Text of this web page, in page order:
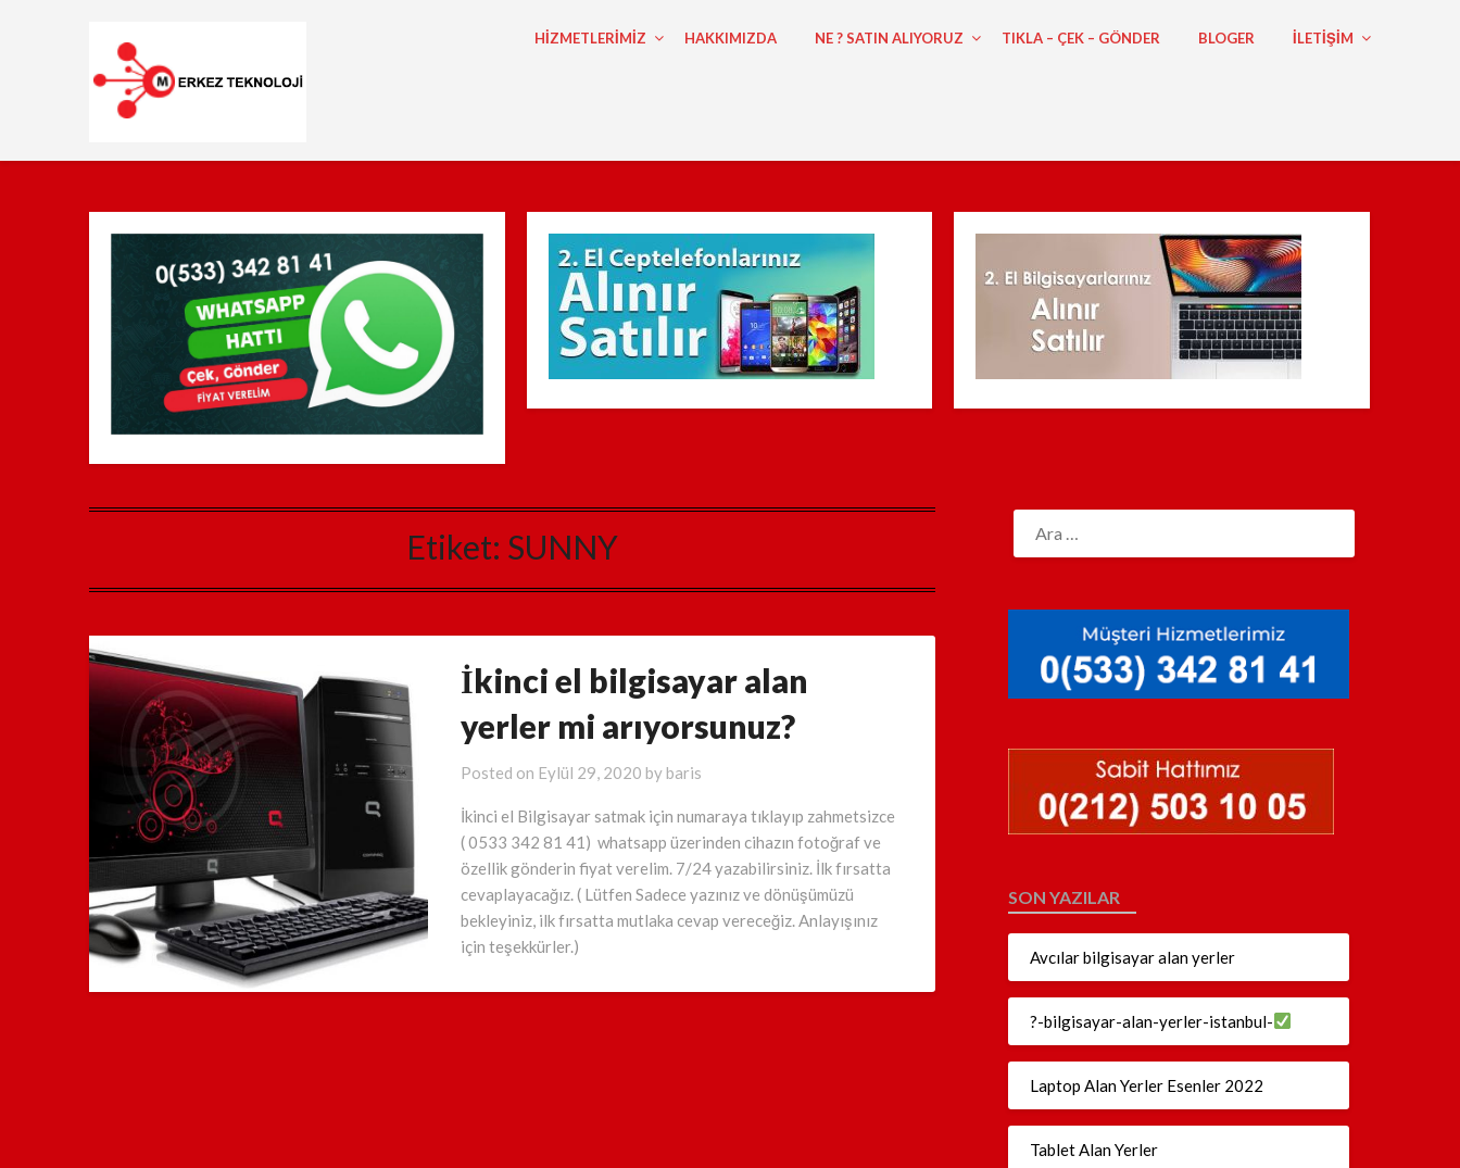
HİZMETLERİMİZ HAKKIMIZDA NE ? SATIN ALIYORUZ TIKLA – ÇEK – GÖNDER BLOGER ILETIŞIM
Etiket: SUNNY
İkinci el bilgisayar alan
yerler mi arıyorsunuz?
Posted on Eylül 29, 2020 by baris
İkinci el Bilgisayar satmak için numaraya tıklayıp zahmetsizce
( 0533 342 81 41) whatsapp üzerinden cihazın fotoğraf ve
özellik gönderin fiyat verelim. 7/24 yazabilirsiniz. İlk fırsatta
cevaplayacağız. ( Lütfen Sadece yazınız ve dönüşümüzü
bekleyiniz, ilk fırsatta mutlaka cevap vereceğiz. Anlayışınız
için teşekkürler.)
SON YAZILAR
Avcılar bilgisayar alan yerler
?-bilgisayar-alan-yerler-istanbul-
Laptop Alan Yerler Esenler 2022
Tablet Alan Yerler